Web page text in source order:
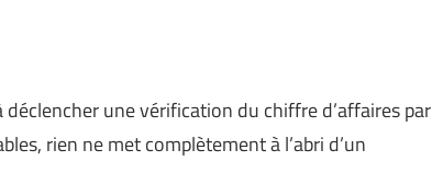
une vérification du chiffre d’affaires par
rien ne met complètement à l’abri d’un